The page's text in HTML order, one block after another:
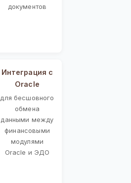
документов
Интеграция с
Oracle
для бесшовного
обмена
данными между
финансовыми
модулями
Oracle и ЭДО